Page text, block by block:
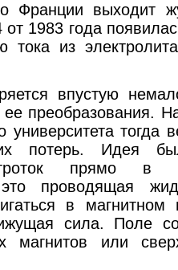
Франции выходит
1983 года
тока из
впустую
ее преобразования.
университета тогда
потерь. Идея
прямо в
проводящая
в
сила. Поле
магнитов или